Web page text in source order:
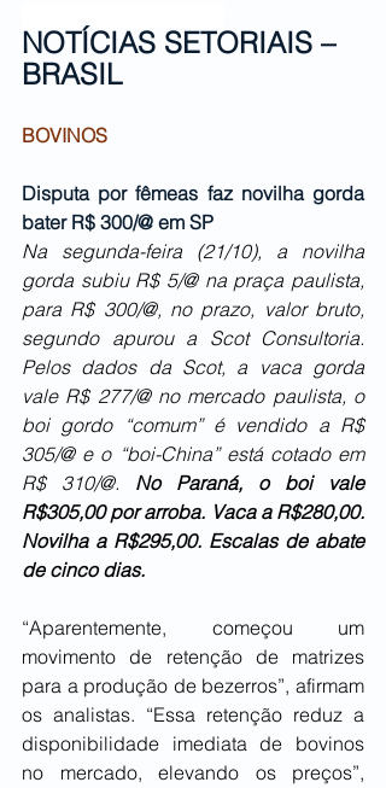
NOTÍCIAS SETORIAIS –
BRASIL
BOVINOS
Disputa por fêmeas faz novilha gorda
bater R$ 300/@ em SP
Na segunda-feira (21/10), a novilha
gorda subiu R$ 5/@ na praça paulista,
para R$ 300/@, no prazo, valor bruto,
segundo apurou a Scot Consultoria.
Pelos dados da Scot, a vaca gorda
vale R$ 277/@ no mercado paulista, o
boi gordo “comum” é vendido a R$
305/@ e o “boi-China” está cotado em
R$ 310/@.
No Paraná, o boi vale
R$305,00 por arroba. Vaca a R$280,00.
Novilha a R$295,00. Escalas de abate
de cinco dias.
“Aparentemente, começou um
movimento de retenção de matrizes
para a produção de bezerros”, afirmam
os analistas. “Essa retenção reduz a
disponibilidade imediata de bovinos
no mercado, elevando os preços”,